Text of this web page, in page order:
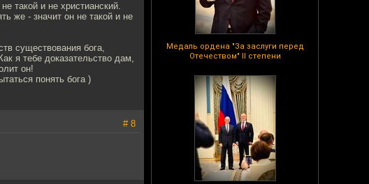
Медаль ордена "За заслуги перед
Отечеством" II степени
такой и не христианский.
же - значит он не такой и не
существования бога,
я тебе доказательство дам,
он!
понять бога )
# 8